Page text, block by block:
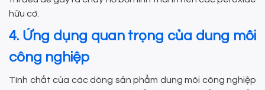
hữu cơ.
4. Ứng dụng quan trọng của dung môi
công nghiệp
Tính chất của các dòng sản phẩm dung môi công nghiệp